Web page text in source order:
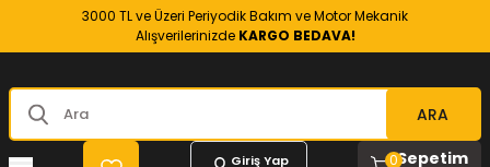
3000 TL ve Üzeri Periyodik Bakım ve Motor Mekanik
Alışverilerinizde KARGO BEDAVA!
ARA
Giriş Yap
Sepetim
0